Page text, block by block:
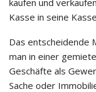
Kasse in seine
Das entscheidende
man in einer
Geschäfte als
Sache oder